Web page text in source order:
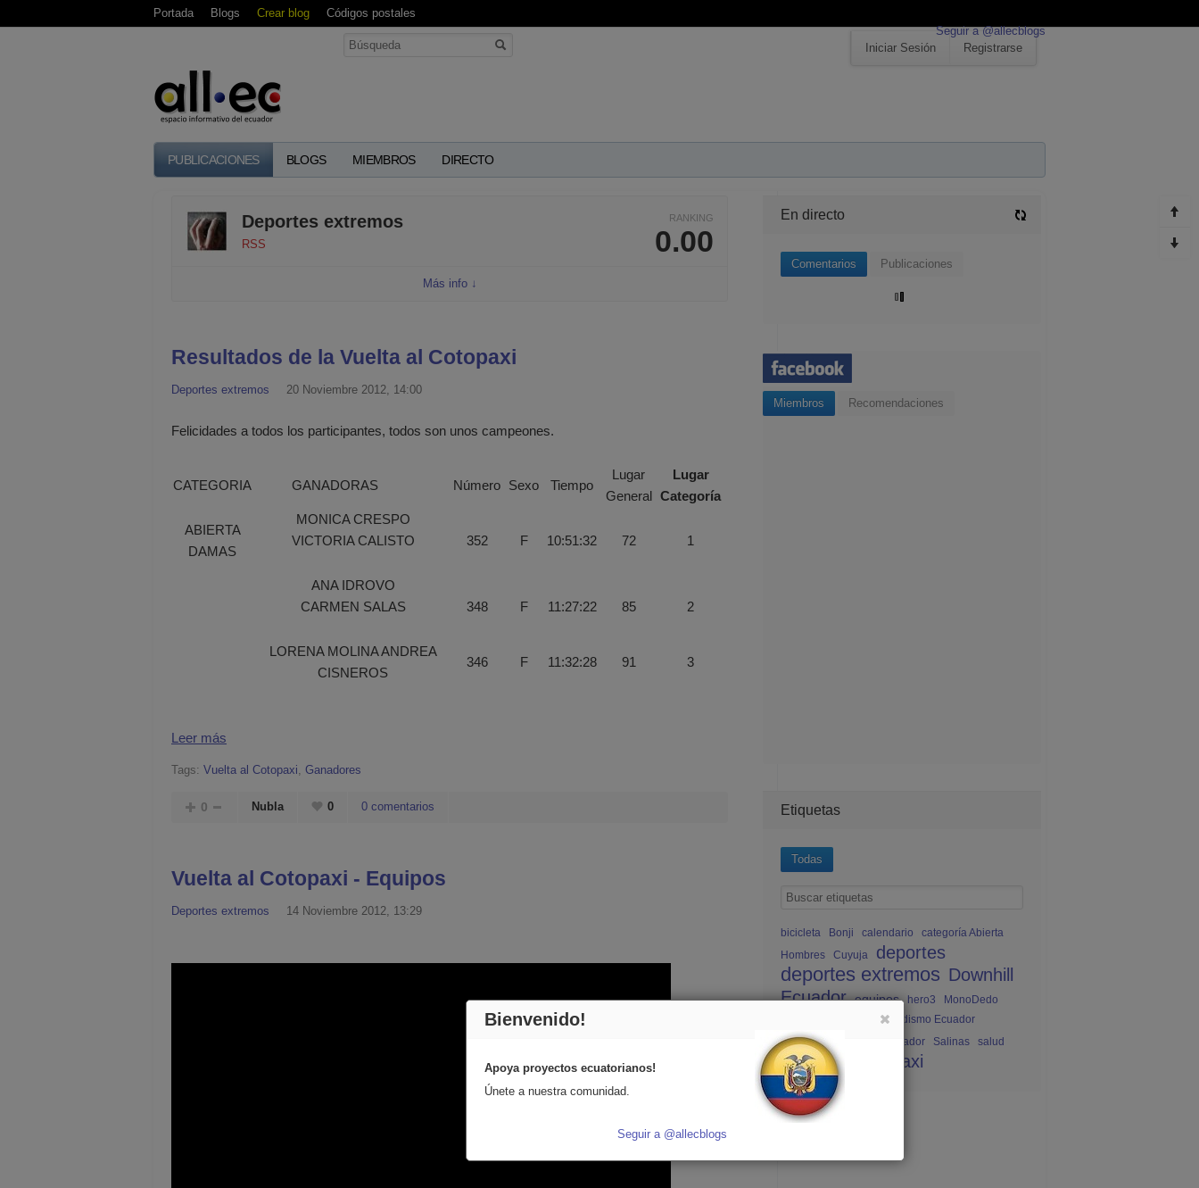
Portada Blogs Crear blog
Códigos postales
Seguir a @allecblogs
Iniciar Sesión
Registrarse
PUBLICACIONES BLOGS MIEMBROS DIRECTO
RANKING
0.00
Deportes extremos
RSS
Más info ↓
Resultados de la Vuelta al Cotopaxi
Deportes extremos 20 Noviembre 2012, 14:00
Felicidades a todos los participantes, todos son unos campeones.
CATEGORIA GANADORAS Número Sexo Tiempo
Lugar
General
Lugar
Categoría
ABIERTA
DAMAS
MONICA CRESPO
VICTORIA CALISTO
352 F 10:51:32 72 1
ANA IDROVO
CARMEN SALAS
348 F 11:27:22 85 2
LORENA MOLINA ANDREA
CISNEROS
346 F 11:32:28 91 3
Leer más
Tags: Vuelta al Cotopaxi, Ganadores
0 Nubla 0 0 comentarios
Vuelta al Cotopaxi - Equipos
Deportes extremos 14 Noviembre 2012, 13:29
En directo
Comentarios Publicaciones
Miembros Recomendaciones
Etiquetas
Todas
bicicleta Bonji calendario
categoría Abierta
Hombres
Cuyuja deportes
deportes extremos Downhill
Ecuador equipos hero3
MonoDedo
Paracaidismo Ecuador
Quito Rollers en Ecuador Salinas salud
Vuelta al Cotopaxi
Bienvenido!
Apoya proyectos ecuatorianos!
Únete a nuestra comunidad.
Seguir a @allecblogs